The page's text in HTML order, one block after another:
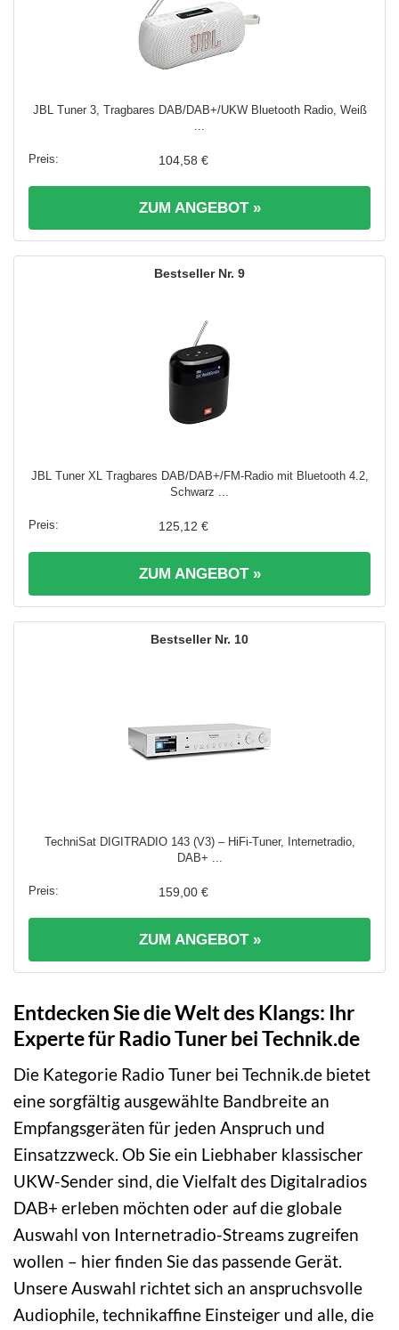
JBL Tuner 3, Tragbares DAB/DAB+/UKW Bluetooth Radio, Weiß
104,58 €
ZUM ANGEBOT »
9
JBL Tuner XL Tragbares DAB/DAB+/FM‑Radio mit Bluetooth 4.2,
Schwarz ...
125,12 €
ZUM ANGEBOT »
10
TechniSat DIGITRADIO 143 (V3) – HiFi-Tuner, Internetradio,
DAB+ ...
159,00 €
ZUM ANGEBOT »
Entdecken Sie die Welt des Klangs: Ihr
Experte für Radio Tuner bei Technik.de
Die Kategorie Radio Tuner bei Technik.de bietet
eine sorgfältig ausgewählte Bandbreite an
Empfangsgeräten für jeden Anspruch und
Einsatzzweck. Ob Sie ein Liebhaber klassischer
UKW-Sender sind, die Vielfalt des Digitalradios
DAB+ erleben möchten oder auf die globale
Auswahl von Internetradio-Streams zugreifen
wollen – hier finden Sie das passende Gerät.
Unsere Auswahl richtet sich an anspruchsvolle
Audiophile, technikaffine Einsteiger und alle, die